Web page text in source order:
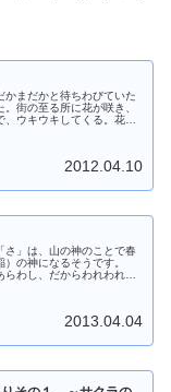
かまだかと待ちわびていた
街の至る所に花が咲き、
、ウキウキしてくる。花の
2012.04.10
さ」は、山の神のことで春
の神になるそうです。
らわし、だからわれわれ
2013.04.04